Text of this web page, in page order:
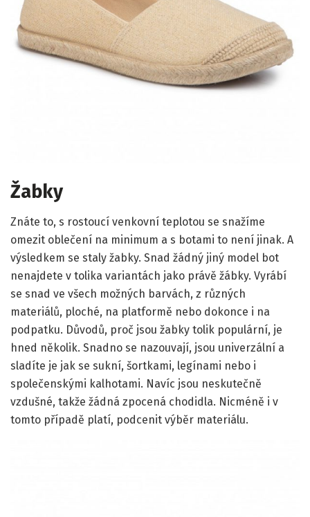
Žabky
Znáte to, s rostoucí venkovní teplotou se snažíme
omezit oblečení na minimum a s botami to není jinak. A
výsledkem se staly žabky. Snad žádný jiný model bot
nenajdete v tolika variantách jako právě žábky. Vyrábí
se snad ve všech možných barvách, z různých
materiálů, ploché, na platformě nebo dokonce i na
podpatku. Důvodů, proč jsou žabky tolik populární, je
hned několik. Snadno se nazouvají, jsou univerzální a
sladíte je jak se sukní, šortkami, legínami nebo i
společenskými kalhotami. Navíc jsou neskutečně
vzdušné, takže žádná zpocená chodidla. Nicméně i v
tomto případě platí, podcenit výběr materiálu.